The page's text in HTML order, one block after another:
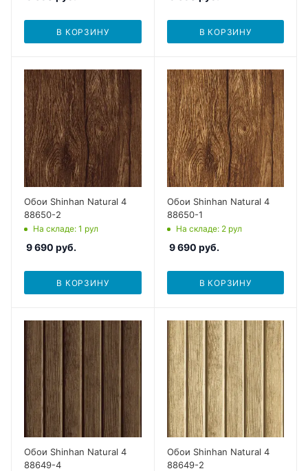
В КОРЗИНУ В КОРЗИНУ
Обои Shinhan Natural 4
88650-2
На складе: 1 рул
9 690 руб.
В КОРЗИНУ
Обои Shinhan Natural 4
88650-1
На складе: 2 рул
9 690 руб.
В КОРЗИНУ
Обои Shinhan Natural 4
88649-4
Обои Shinhan Natural 4
88649-2